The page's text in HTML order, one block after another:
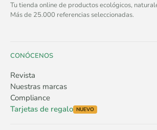
Tu tienda online de productos ecológicos,
Más de 25.000 referencias seleccionadas.
CONÓCENOS
Revista
Nuestras marcas
Compliance
Tarjetas de regalo NUEVO